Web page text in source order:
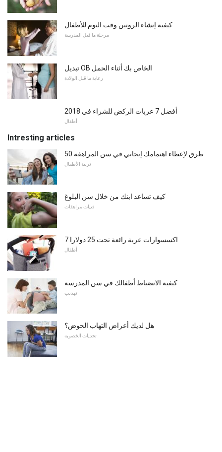
كيفية إنشاء الروتين وقت النوم للأطفال
مرحلة ما قبل المدرسة
تبديل OB الخاص بك أثناء الحمل
رعاية ما قبل الولادة
أفضل 7 عربات الركض للشراء في 2018
أطفال
Intresting articles
50 طرق لإعطاء اهتمامك إيجابي في سن المراهقة
تربية الأطفال
كيف تساعد ابنك من خلال سن البلوغ
فتيات مراهقات
7 اكسسوارات عربة رائعة تحت 25 دولارا
أطفال
كيفية الانضباط أطفالك في سن المدرسة
تهذيب
هل لديك أعراض التهاب الحوض؟
تحديات الخصوبة